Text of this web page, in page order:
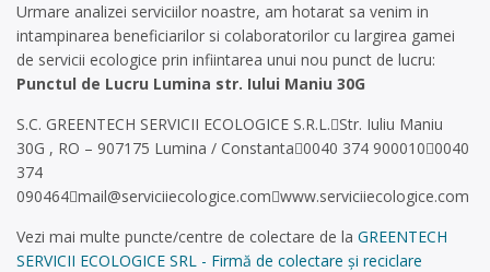
Urmare analizei serviciilor noastre, am hotarat sa venim in
intampinarea beneficiarilor si colaboratorilor cu largirea gamei
de servicii ecologice prin infiintarea unui nou punct de lucru:
Punctul de Lucru Lumina str. Iului Maniu 30G
S.C. GREENTECH SERVICII ECOLOGICE S.R.L.Str. Iuliu Maniu
30G , RO – 907175 Lumina / Constanta0040 374 9000100040
374
090464mail@serviciiecologice.comwww.serviciiecologice.com
Vezi mai multe puncte/centre de colectare de la GREENTECH
SERVICII ECOLOGICE SRL - Firmă de colectare și reciclare